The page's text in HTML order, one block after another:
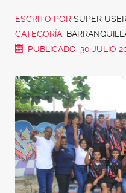
ESCRITO POR SUPER
CATEGORÍA:
PUBLICADO: 30 JULIO